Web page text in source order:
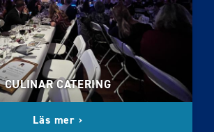
CULINAR CATERING
Läs mer ›